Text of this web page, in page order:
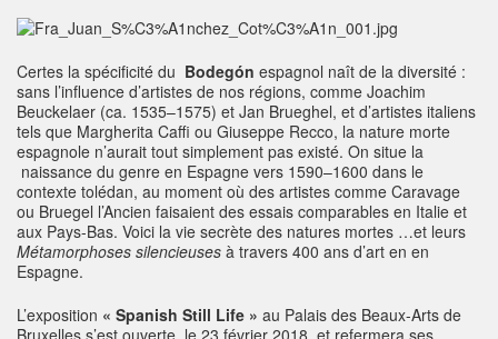
Certes la spécificité du Bodegón espagnol naît de la diversité :
sans l’influence d’artistes de nos régions, comme Joachim
Beuckelaer (ca. 1535–1575) et Jan Brueghel, et d’artistes italiens
tels que Margherita Caffi ou Giuseppe Recco, la nature morte
espagnole n’aurait tout simplement pas existé. On situe la
naissance du genre en Espagne vers 1590–1600 dans le
contexte tolédan, au moment où des artistes comme Caravage
ou Bruegel l’Ancien faisaient des essais comparables en Italie et
aux Pays-Bas. Voici la vie secrète des natures mortes …et leurs
Métamorphoses silencieuses à travers 400 ans d’art en en
Espagne.
L’exposition « Spanish Still Life » au Palais des Beaux-Arts de